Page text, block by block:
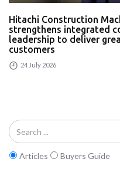
Hitachi Construction
strengthens integrated
leadership to deliver
customers
24 July 2026
Articles Buyers Guide